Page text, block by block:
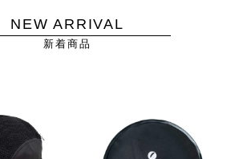
NEW ARRIVAL
新着商品